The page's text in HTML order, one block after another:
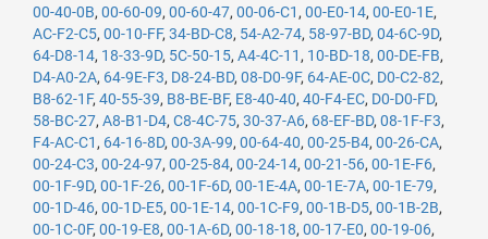
00-40-0B, 00-60-09, 00-60-47, 00-06-C1 , 00-E0-14, 00-E0-1E,
AC-F2-C5, 00-10-FF, 34-BD-C8, 54-A2-74, 58-97-BD, 04-6C-9D,
64-D8-14, 18-33-9D, 5C-50-15, A4-4C-11 , 10-BD-18, 00-DE-FB,
D4-A0-2A, 64-9E-F3, D8-24-BD, 08-D0-9F, 64-AE-0C, D0-C2-82,
B8-62-1F, 40-55-39, B8-BE-BF, E8-40-40, 40-F4-EC, D0-D0-FD,
58-BC-27, A8-B1-D4, C8-4C-75, 30-37-A6, 68-EF-BD, 08-1F-F3,
F4-AC-C1 , 64-16-8D, 00-3A-99, 00-64-40, 00-25-B4, 00-26-CA,
00-24-C3, 00-24-97, 00-25-84, 00-24-14, 00-21-56, 00-1E-F6,
00-1F-9D, 00-1F-26, 00-1F-6D, 00-1E-4A, 00-1E-7A, 00-1E-79,
00-1D-46, 00-1D-E5, 00-1E-14, 00-1C-F9, 00-1B-D5, 00-1B-2B,
00-1C-0F, 00-19-E8, 00-1A-6D, 00-18-18, 00-17-E0, 00-19-06,